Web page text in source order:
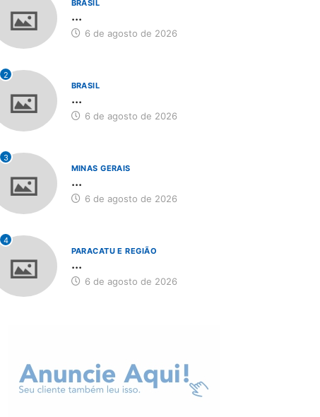
BRASIL
...
6 de agosto de 2026
2
BRASIL
...
6 de agosto de 2026
3
MINAS GERAIS
...
6 de agosto de 2026
4
PARACATU E REGIÃO
...
6 de agosto de 2026